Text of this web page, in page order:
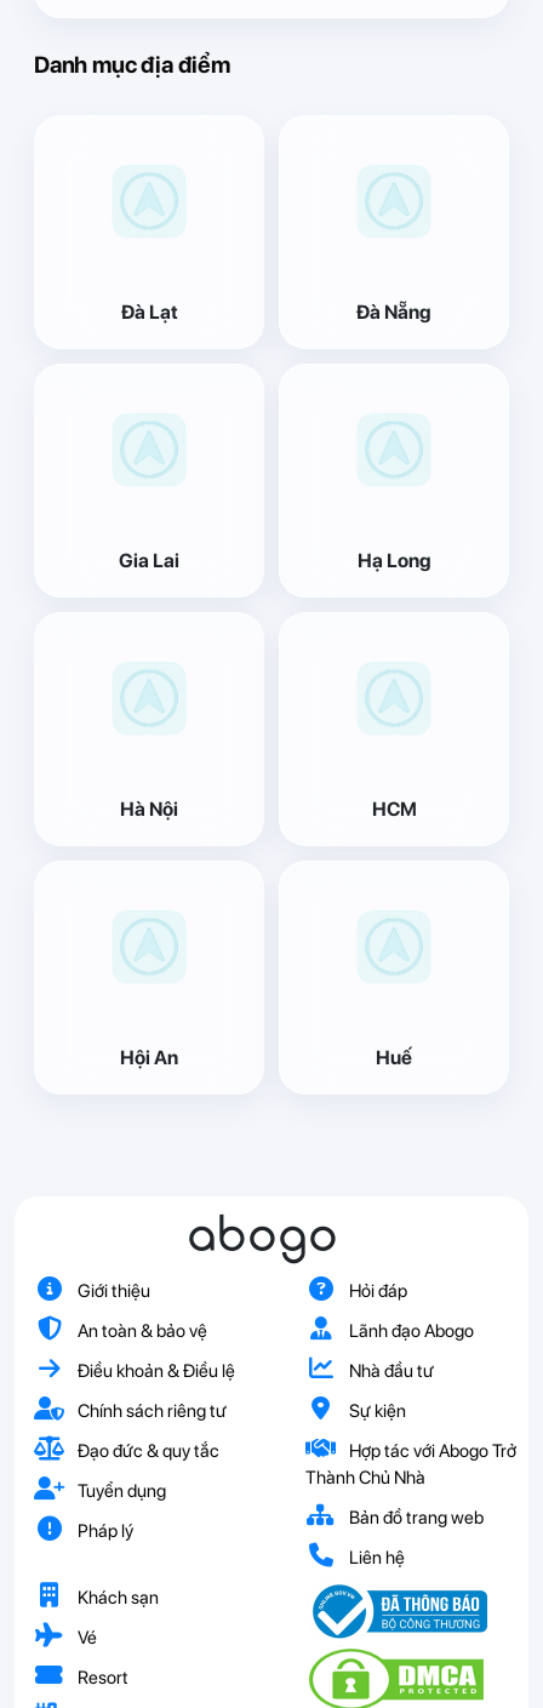
Danh mục địa điểm
Đà Lạt Đà Nẵng
Gia Lai Hạ Long
Hà Nội HCM
Hội An Huế
abogo
Giới thiệu
An toàn & bảo vệ
Điều khoản & Điều lệ
Chính sách riêng tư
Đạo đức & quy tắc
Tuyển dụng
Pháp lý
Hỏi đáp
Lãnh đạo Abogo
Nhà đầu tư
Sự kiện
Hợp tác với Abogo Trở
Thành Chủ Nhà
Bản đồ trang web
Liên hệ
Khách sạn
Vé
Resort